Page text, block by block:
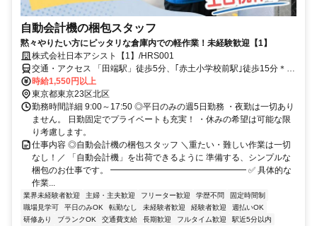
自動会計機の梱包スタッフ
黙々やりたい方にピッタリな倉庫内での軽作業！未経験歓迎【1】
株式会社日本アシスト【1】/HRS001
交通・アクセス 「田端駅」徒歩5分、｢赤土小学校前駅｣徒歩15分＊交
通費規定支給
時給1,550円以上
東京都東京23区北区
勤務時間詳細 9:00～17:50 ◎平日のみの週5日勤務 ・夜勤は一切あり
ません。 日勤固定でプライベートも充実！ ・休みの希望は可能な限
り考慮します。
仕事内容 ◎自動会計機の梱包スタッフ ＼重たい・難しい作業は一切
なし！／ 「自動会計機」を出荷できるように 準備する、シンプルな
梱包のお仕事です。 ━━━━━━━━━━━━━━━━ ✅ 具体的な
作業...
業界未経験者歓迎 主婦・主夫歓迎 フリーター歓迎 学歴不問
固定時間制
職場見学可
平日のみOK 転勤なし 未経験者歓迎 経験者歓迎
週払いOK
研修あり
ブランクOK 交通費支給 長期歓迎 フルタイム歓迎
駅近5分以内